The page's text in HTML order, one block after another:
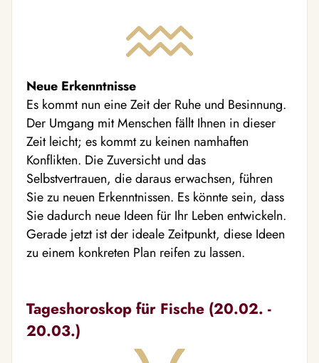
Neue Erkenntnisse
Es kommt nun eine Zeit der Ruhe und Besinnung.
Der Umgang mit Menschen fällt Ihnen in dieser
Zeit leicht; es kommt zu keinen namhaften
Konflikten. Die Zuversicht und das
Selbstvertrauen, die daraus erwachsen, führen
Sie zu neuen Erkenntnissen. Es könnte sein, dass
Sie dadurch neue Ideen für Ihr Leben entwickeln.
Gerade jetzt ist der ideale Zeitpunkt, diese Ideen
zu einem konkreten Plan reifen zu lassen.
Tageshoroskop für Fische (20.02. -
20.03.)